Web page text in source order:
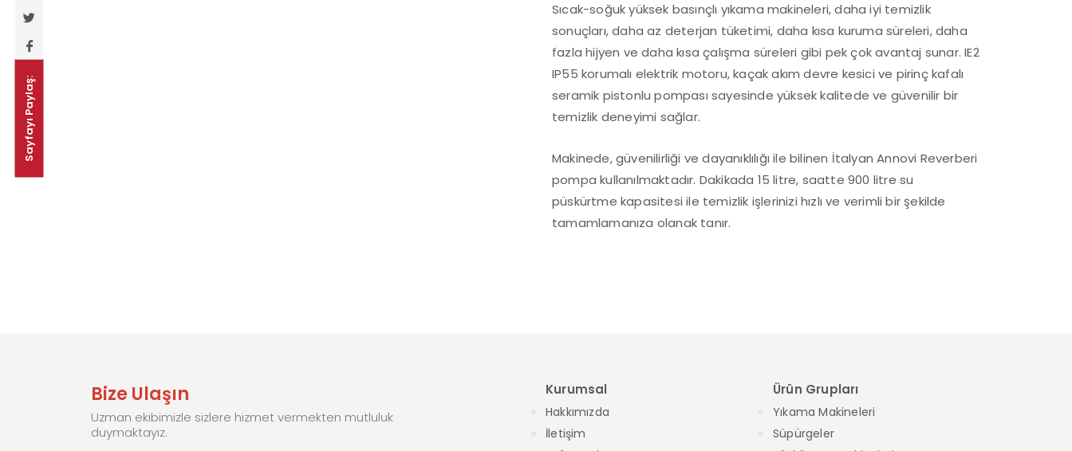
Sıcak-soğuk yüksek basınçlı yıkama makineleri, daha iyi temizlik
sonuçları, daha az deterjan tüketimi, daha kısa kuruma süreleri, daha
fazla hijyen ve daha kısa çalışma süreleri gibi pek çok avantaj sunar. IE2
IP55 korumalı elektrik motoru, kaçak akım devre kesici ve pirinç kafalı
seramik pistonlu pompası sayesinde yüksek kalitede ve güvenilir bir
temizlik deneyimi sağlar.
Makinede, güvenilirliği ve dayanıklılığı ile bilinen İtalyan Annovi Reverberi
pompa kullanılmaktadır. Dakikada 15 litre, saatte 900 litre su
püskürtme kapasitesi ile temizlik işlerinizi hızlı ve verimli bir şekilde
tamamlamanıza olanak tanır.
Sayfayı Paylaş:
Bize Ulaşın
Uzman ekibimizle sizlere hizmet vermekten mutluluk
duymaktayız.
Kurumsal
Hakkımızda
İletişim
Ürün Grupları
Yıkama Makineleri
Süpürgeler